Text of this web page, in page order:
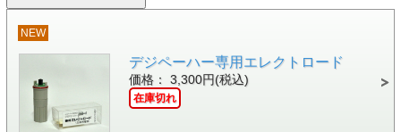
NEW
デジペーハー専用エレクトロード
価格： 3,300円(税込)
在庫切れ